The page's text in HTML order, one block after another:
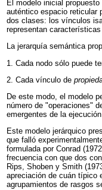
El modelo inicial
auténtico espacio reticular
dos clases: los vínculos
representan
La jerarquía semántica
1. Cada nodo sólo puede
2. Cada vínculo de
De este modo, el modelo
número de "operaciones"
emergentes de la
Este modelo jerárquico
que falló
formulada por Conrad
frecuencia con que dos
Rips, Shoben y Smith
apreciación de cuán típico
agrupamientos de rasgos